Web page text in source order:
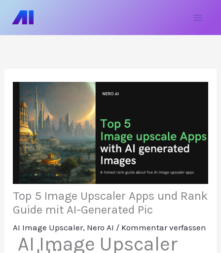
Inhalt
Top 5 Image Upscaler Apps und Rank
Guide mit AI-Generated Pic
AI Image Upscaler, Nero AI / Kommentar verfassen
AI Image Upscaler